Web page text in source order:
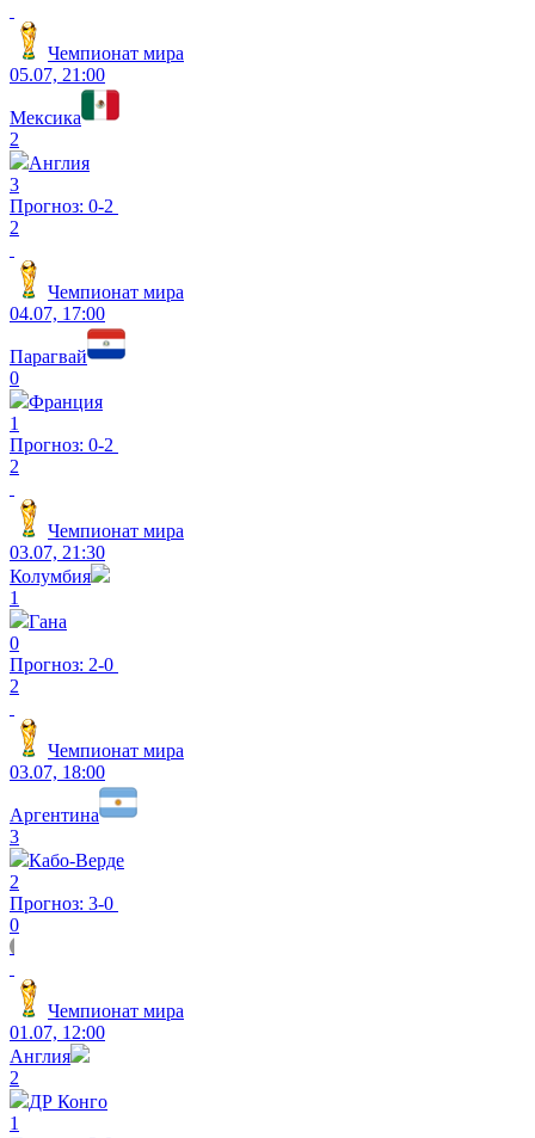
Чемпионат мира
05.07, 21:00
Мексика
2
Англия
3
Прогноз: 0-2
2
Чемпионат мира
04.07, 17:00
Парагвай
0
Франция
1
Прогноз: 0-2
2
Чемпионат мира
03.07, 21:30
Колумбия
1
Гана
0
Прогноз: 2-0
2
Чемпионат мира
03.07, 18:00
Аргентина
3
Кабо-Верде
2
Прогноз: 3-0
0
Чемпионат мира
01.07, 12:00
Англия
2
ДР Конго
1